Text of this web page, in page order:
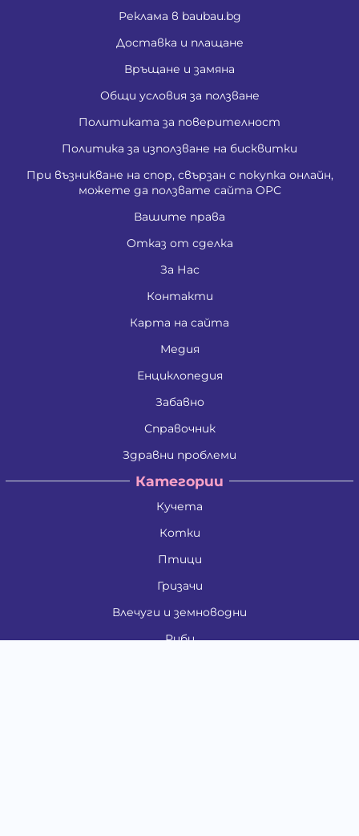
Реклама в baubau.bg
Доставка и плащане
Връщане и замяна
Общи условия за ползване
Политиката за поверителност
Политика за използване на бисквитки
При възникване на спор, свързан с покупка онлайн,
можете да ползвате сайта ОРС
Вашите права
Отказ от сделка
За Нас
Контакти
Карта на сайта
Медия
Енциклопедия
Забавно
Справочник
Здравни проблеми
Категории
Кучета
Котки
Птици
Гризачи
Влечуги и земноводни
Риби